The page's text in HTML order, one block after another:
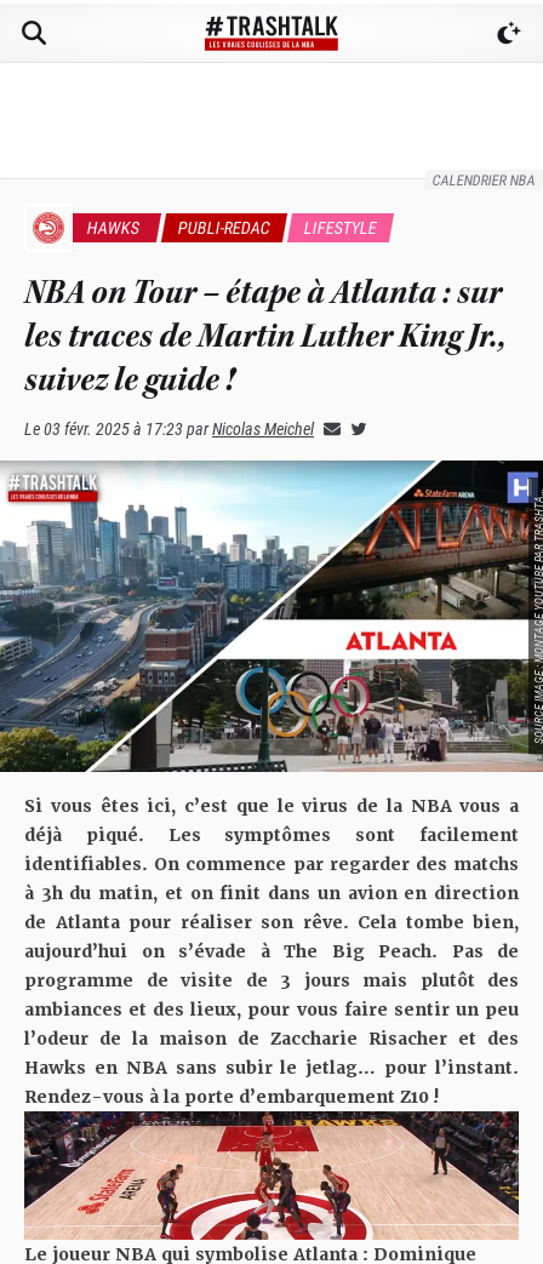
CALENDRIER NBA
HAWKS PUBLI-REDAC LIFESTYLE
NBA on Tour – étape à Atlanta : sur
les traces de Martin Luther King Jr.,
suivez le guide !
Le03 févr. 2025 à 17:23parNicolas Meichel
Si vous êtes ici, c’est que le virus de la NBA vous a
déjà piqué. Les symptômes sont facilement
identifiables. On commence par regarder des matchs
à 3h du matin, et on finit dans un avion en direction
de Atlanta pour réaliser son rêve. Cela tombe bien,
aujourd’hui on s’évade à The Big Peach. Pas de
programme de visite de 3 jours mais plutôt des
ambiances et des lieux, pour vous faire sentir un peu
l’odeur de la maison de Zaccharie Risacher et des
Hawks en NBA sans subir le jetlag… pour l’instant.
Rendez-vous à la porte d’embarquement Z10 !
Le joueur NBA qui symbolise Atlanta : Dominique